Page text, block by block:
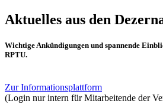
Aktuelles aus den
Wichtige Ankündigungen und spannende
RPTU.
Zur Informationsplattform
(Login nur intern für Mitarbeitende der